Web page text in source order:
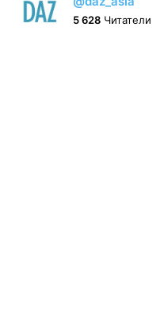
5 628 Читатели